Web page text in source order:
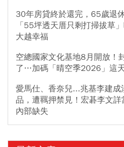
30年房貸終於還完，65歲退
「55坪透天厝只剩打掃拔草
大越幸福
空總國家文化基地8月開放！
了…加碼「晴空季2026」這
愛馬仕、香奈兒...兆基李建
品，遭羈押禁見！宏碁李文
內部缺失